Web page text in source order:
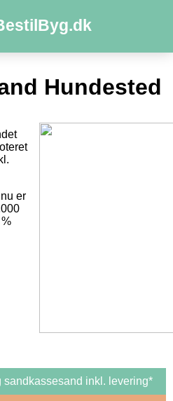
Hundested
er
sandkassesand inkl. levering*